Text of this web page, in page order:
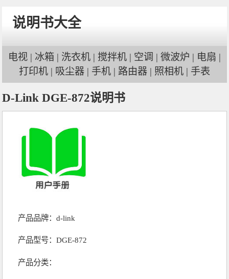
说明书大全
电视 | 冰箱 | 洗衣机 | 搅拌机 | 空调 | 微波炉 | 电扇 |
打印机 | 吸尘器 | 手机 | 路由器 | 照相机 | 手表
D-Link DGE-872说明书
产品品牌：d-link
产品型号：DGE-872
产品分类：